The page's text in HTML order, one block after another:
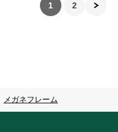
1 2
メガネフレーム